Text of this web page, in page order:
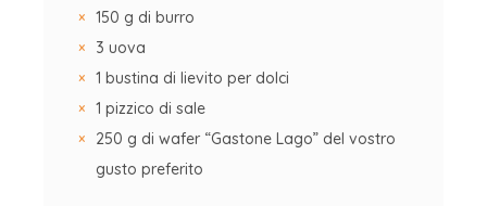
150 g di burro
3 uova
1 bustina di lievito per dolci
1 pizzico di sale
250 g di wafer “Gastone Lago” del vostro
gusto preferito